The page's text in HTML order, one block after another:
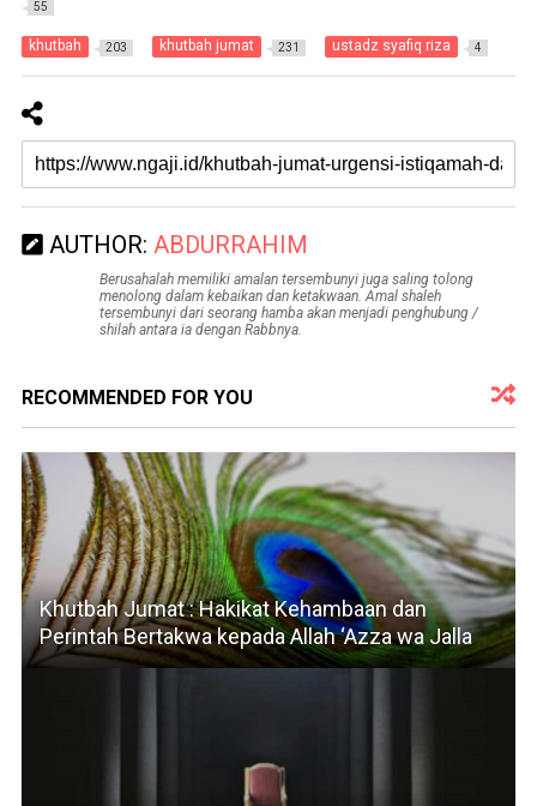
55
khutbah 203 khutbah jumat 231 ustadz syafiq riza 4
AUTHOR: ABDURRAHIM
Berusahalah memiliki amalan tersembunyi juga saling tolong
menolong dalam kebaikan dan ketakwaan. Amal shaleh
tersembunyi dari seorang hamba akan menjadi penghubung /
shilah antara ia dengan Rabbnya.
RECOMMENDED FOR YOU
Khutbah Jumat : Hakikat Kehambaan dan
Perintah Bertakwa kepada Allah ‘Azza wa Jalla